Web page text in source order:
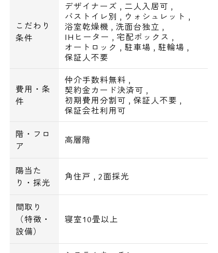
こだわり
条件
デザイナーズ , 二人入居可 ,
バストイレ別 , ウォシュレット ,
浴室乾燥機 ,洗面台独立 ,
IHヒーター , 宅配ボックス ,
オートロック , 駐車場 , 駐輪場 ,
保証人不要
費用・条
件
仲介手数料無料 ,
契約金カード決済可 ,
初期費用分割可 , 保証人不要 ,
保証会社利用可
階・フロ
ア
高層階
陽当た
り・採光
角住戸 ,2面採光
間取り
（特徴・
設備）
寝室10畳以上